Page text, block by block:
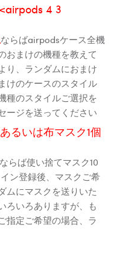
4 3
ならばairpodsケース全機
おまけの機種を教えて
り、ランダムにおまけ
けのケースのスタイル
種のスタイルご選択を
ージを送ってください
るいは布マスク1個
らば使い捨てマスク10
ン登録後、マスクご希
ムにマスクを送りいた
ろいろありますが、も
指定ご希望の場合、ラ